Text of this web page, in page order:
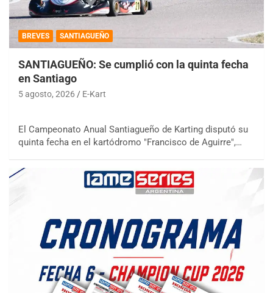
BREVES SANTIAGUEÑO
SANTIAGUEÑO: Se cumplió con la quinta fecha
en Santiago
5 agosto, 2026 E-Kart
El Campeonato Anual Santiagueño de Karting disputó su
quinta fecha en el kartódromo "Francisco de Aguirre",…